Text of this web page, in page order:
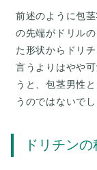
前述のように包
の先端がドリル
た形状からドリ
言うよりはやや
うと、包茎男性
ドリチン